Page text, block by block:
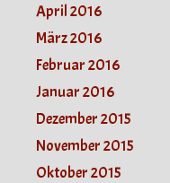
April 2016
März 2016
Februar 2016
Januar 2016
Dezember 2015
November 2015
Oktober 2015